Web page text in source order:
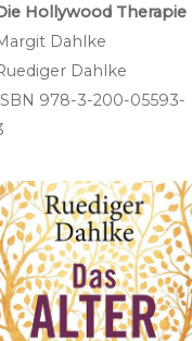
Hollywood Therapie
Dahlke
Dahlke
978-3-200-05593-